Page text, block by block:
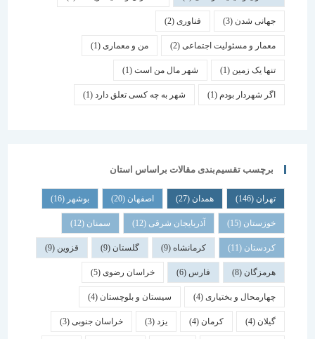
جهانی شدن(3) فناوری (2)
معمار و مسئولیت اجتماعی (2) من و معماری (1)
تنها یک زمین(1) شهر مال من است(1)
اگر شهردار بودم (1) شهر به چه کسی تعلق دارد(1)
برچسب تقسیم‌بندی مقالات براساس استان
همدان اصفهان (20) بوشهر
خوزستان(15) آذربایجان شرقی(12) سمنان (12)
کردستان(11) کرمانشاه(9) گلستان (9) قزوین
هرمزگان(8) فارس خراسان رضوی(5)
چهارمحال و بختیاری (4) سیستان و بلوچستان(4)
کرمان یزد خراسان جنوبی(3)